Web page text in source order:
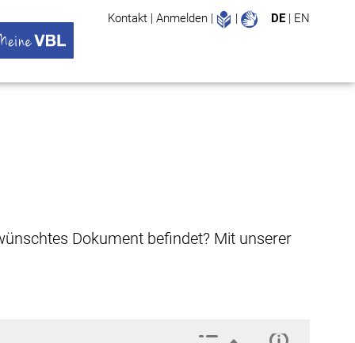
Kontakt | Anmelden | Leichte Sprache
| DE | EN
Dokument befindet? Mit unserer